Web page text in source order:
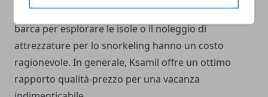
tradizionali albanesi. Le attività come l'affitto di una
barca per esplorare le isole o il noleggio di
attrezzature per lo snorkeling hanno un costo
ragionevole. In generale, Ksamil offre un ottimo
rapporto qualità-prezzo per una vacanza